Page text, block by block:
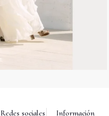
Redes sociales Información